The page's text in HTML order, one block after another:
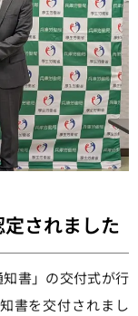
されました
書」の交付式が行
書を交付されまし